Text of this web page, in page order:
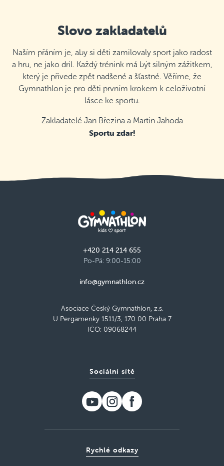
Slovo zakladatelů
Naším přáním je, aby si děti zamilovaly sport jako radost
a hru, ne jako dril. Každý trénink má být silným zážitkem,
který je přivede zpět nadšené a šťastné. Věříme, že
Gymnathlon je pro děti prvním krokem k celoživotní
lásce ke sportu.
Zakladatelé Jan Březina a Martin Jahoda
Sportu zdar!
+420 214 214 655
Po-Pá: 9:00-15:00
info@gymnathlon.cz
Asociace Český Gymnathlon, z.s.
U Pergamenky 1511/3, 170 00 Praha 7
IČO: 09068244
Rychlé odkazy
Sociální sítě